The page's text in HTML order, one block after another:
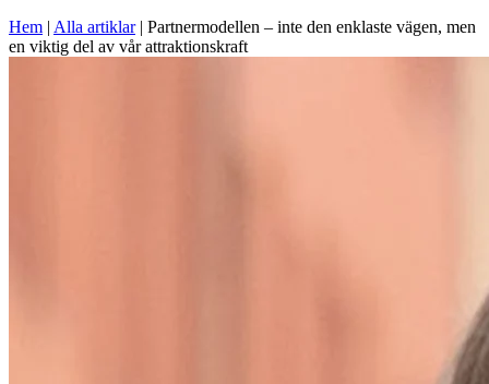
Hem | Alla artiklar| Partnermodellen – inte den enklaste vägen, men
en viktig del av vår attraktionskraft